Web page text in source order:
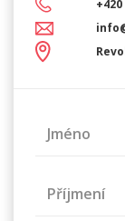
+420
Jméno
Příjmení